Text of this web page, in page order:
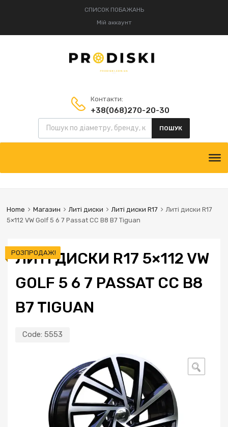
СПИСОК ПОБАЖАНЬ
Мій аккаунт
Контакти:
+38(068)270-20-30
+38(095)834-52-75
Пошук товарів
ПОШУК
content
Home Магазин Литі диски Литі диски R17
Литі диски R17
5×112 VW Golf 5 6 7 Passat CC B8 B7 Tiguan
ЛИТІ ДИСКИ R17 5×112 VW
GOLF 5 6 7 PASSAT CC B8
B7 TIGUAN
Code: 5553
РОЗПРОДАЖ!
🔍